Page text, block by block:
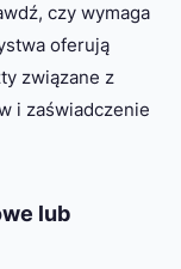
czy wymaga
oferują
związane z
i zaświadczenie
lub